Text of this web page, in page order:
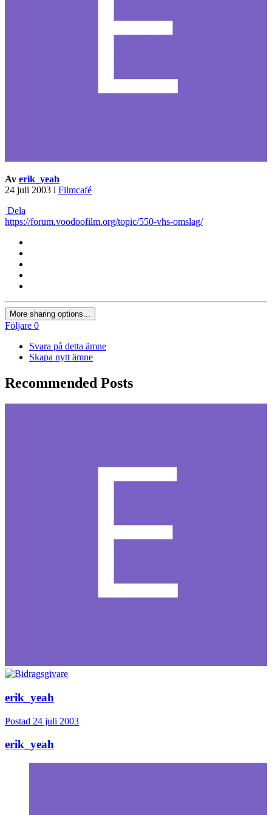
Av erik_yeah
24 juli 2003 i Filmcafé
Dela
https://forum.voodoofilm.org/topic/550-vhs-omslag/
More sharing options...
Följare 0
Svara på detta ämne
Skapa nytt ämne
Recommended Posts
erik_yeah
Postad 24 juli 2003
erik_yeah